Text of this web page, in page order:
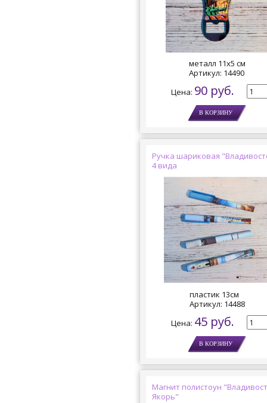
металл 11х5 см
Артикул: 14490
Цена: 90 руб.
Ручка шариковая
4 вида
пластик 13см
Артикул: 14488
Цена: 45 руб.
Магнит полистоун
Якорь"